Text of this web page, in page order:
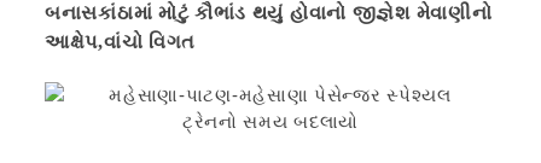
બનાસકાંઠામાં મોટું કૌભાંડ થયું હોવાનો જીજ્ઞેશ મેવાણીનો
આક્ષેપ,વાંચો વિગત